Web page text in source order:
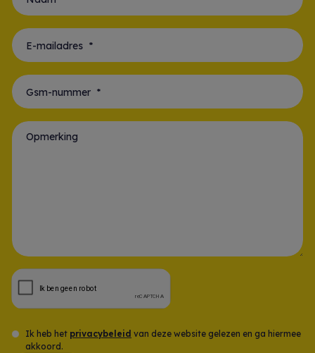
Ik heb het privacybeleid van deze website gelezen en ga hiermee
akkoord.